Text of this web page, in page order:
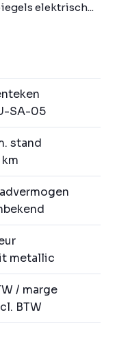
elektrisch...
SA-05
stand
km
metallic
/ marge
BTW